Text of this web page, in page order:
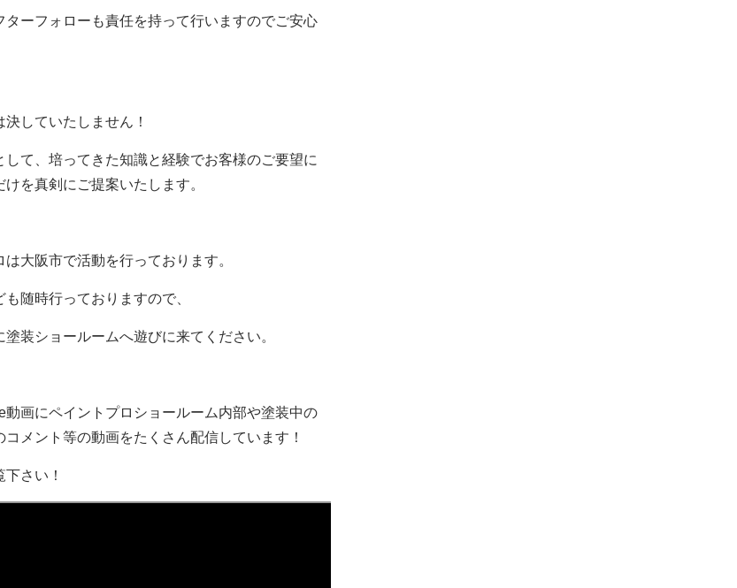
ターフォローも責任を持って行いますのでご安心
していたしません！
して、培ってきた知識と経験でお客様のご要望に
を真剣にご提案いたします。
大阪市で活動を行っております。
も随時行っておりますので、
塗装ショールームへ遊びに来てください。
動画にペイントプロショールーム内部や塗装中の
コメント等の動画をたくさん配信しています！
さい！